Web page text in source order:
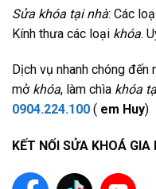
Sửa khóa tại nhà: Các
Kính thưa các loại khóa.
Dịch vụ nhanh chóng đến
mở khóa, làm chìa khóa
0904.224.100 ( em Huy)
KẾT NỐI SỬA KHOÁ GIA